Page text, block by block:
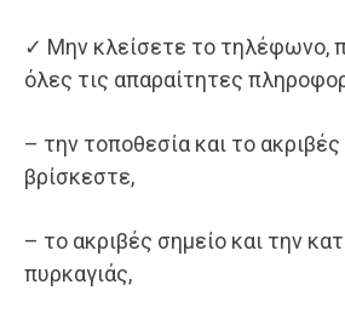
✓ Μην κλείσετε το τηλέφωνο,
όλες τις απαραίτητες
– την τοποθεσία και το
βρίσκεστε,
– το ακριβές σημείο και την
πυρκαγιάς,